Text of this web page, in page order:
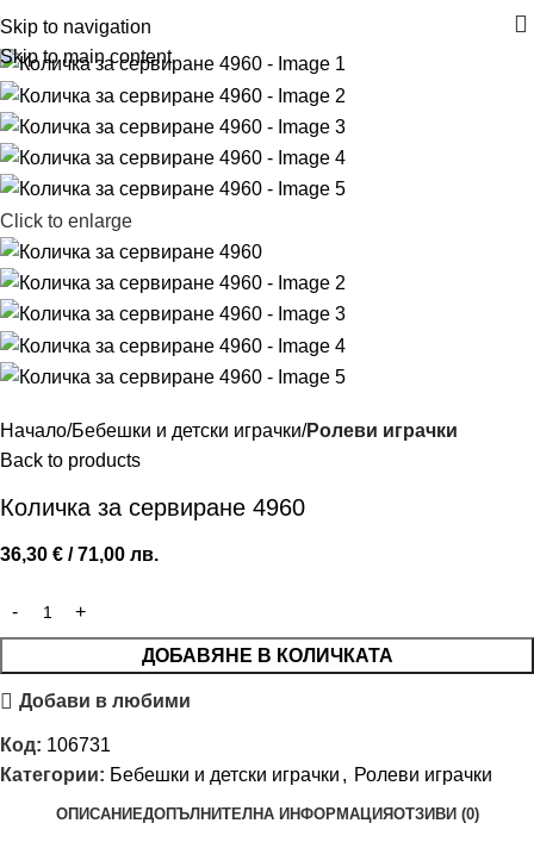
Skip to navigation
Skip to main content
Click to enlarge
Начало Бебешки и детски играчки Ролеви играчки
Back to products
Количка за сервиране 4960
36,30 € / 71,00 лв.
ДОБАВЯНЕ В КОЛИЧКАТА
Добави в любими
Код: 106731
Категории: Бебешки и детски играчки , Ролеви играчки
ОПИСАНИЕДОПЪЛНИТЕЛНА ИНФОРМАЦИЯОТЗИВИ (0)